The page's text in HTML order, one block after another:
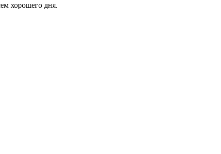
хорошего дня.